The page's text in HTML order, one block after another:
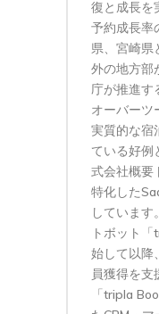
復と成長を
予約成長率
県、宮崎県
外の地方部
庁が推進す
オーバーツ
実質的な宿
ている好
式会社概要
特化した
しています
トボット
始して以降
員獲得を支
「tripla